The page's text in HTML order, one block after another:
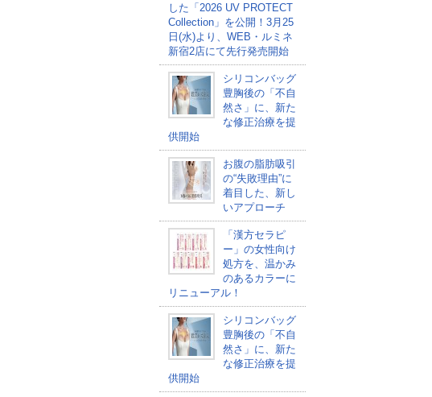
した「2026 UV PROTECT
Collection」を公開！3月25
日(水)より、WEB・ルミネ
新宿2店にて先行発売開始
シリコンバッグ
豊胸後の「不自
然さ」に、新た
な修正治療を提
供開始
お腹の脂肪吸引
の“失敗理由”に
着目した、新し
いアプローチ
「漢方セラピ
ー」の女性向け
処方を、温かみ
のあるカラーに
リニューアル！
シリコンバッグ
豊胸後の「不自
然さ」に、新た
な修正治療を提
供開始